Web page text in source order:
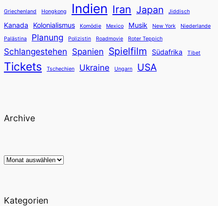
Griechenland Hongkong Indien Iran Japan Jiddisch
Kanada Kolonialismus Komödie Mexico Musik New York
Niederlande
Palästina
Planung Polizistin Roadmovie Roter Teppich
Schlangestehen Spanien Spielfilm Südafrika Tibet
Tickets Tschechien Ukraine Ungarn USA
Archive
Archiv
Kategorien